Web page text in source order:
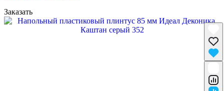
Заказать